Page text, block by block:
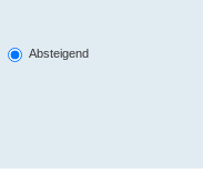
Absteigend